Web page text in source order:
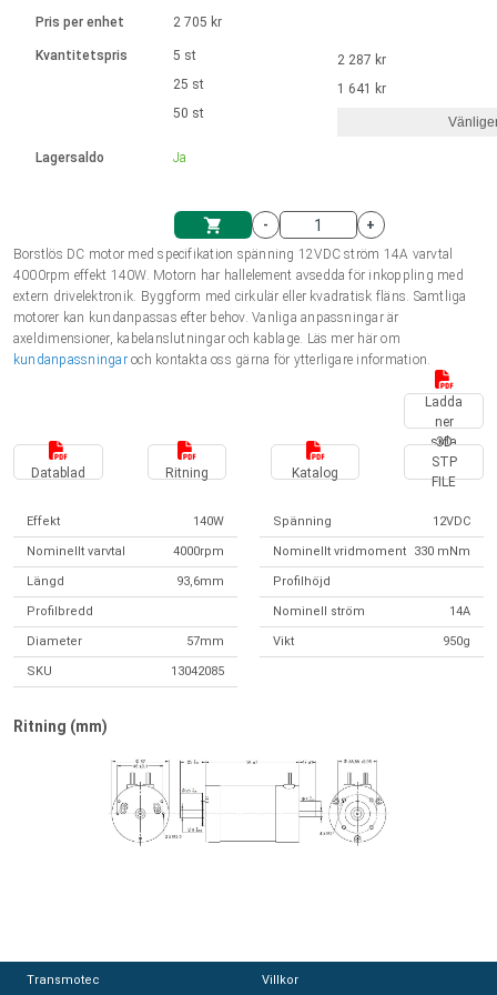
Enhetssystem
Kundkorg
Solenoids
Ø 28-42| 1-1400 rpm | <= 290Ncm
Styrningar borstlösa DC motorer
Styrningar DC motorer
Drivsteg 2-6 A
Synkrona-Asynkrona | för 1-4 ställdon
Synkrona-Asynkrona | för 1-4 ställdon
Français (EUR)
Polski (EUR)
Norsk (NOK)
Svenska (SEK)
Pris per enhet
Kvantitetspris
Lagersaldo
2 705 kr
5 st
25 st
50 st
Ja
2 287 kr
1 641 kr
-
+
Borstlös DC motor med specifikation spänning 12VDC ström 14A varvtal
4000rpm effekt 140W. Motorn har hallelement avsedda för inkoppling med
extern drivelektronik. Byggform med cirkulär eller kvadratisk fläns. Samtliga
motorer kan kundanpassas efter behov. Vanliga anpassningar är
axeldimensioner, kabelanslutningar och kablage. Läs mer här om
kundanpassningaroch kontakta oss gärna för ytterligare information.
Ladda
ner
sida
Datablad
Ritning Katalog
3D
STP
FILE
Effekt 140W Spänning 12VDC
Nominellt varvtal 4000rpm Nominellt vridmoment 330 mNm
Längd 93,6mm Profilhöjd
Profilbredd Nominell ström 14A
Diameter 57mm Vikt 950g
SKU 13042085
Ritning (mm)
Transmotec Villkor
Transmotec Villkor